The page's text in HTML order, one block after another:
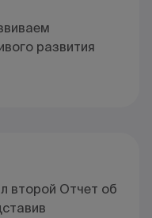
развития
второй Отчет об